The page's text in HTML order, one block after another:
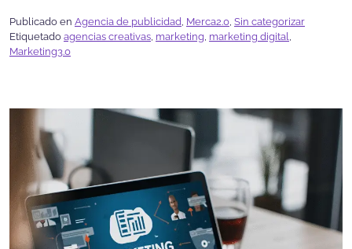
Publicado en Agencia de publicidad, Merca2.0, Sin categorizar
Etiquetado agencias creativas, marketing, marketing digital,
Marketing3.0